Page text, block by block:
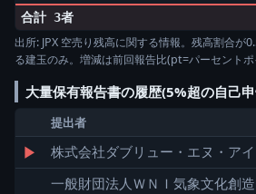
合計 3者
出所: JPX 空売り残高に関する情報。残高割合が
る建玉のみ。増減は前回報告比(pt=パーセントポ
大量保有報告書の履歴(5%超の自己
提出者
▶ 株式会社ダブリュー・エヌ・ア
一般財団法人ＷＮＩ気象文化創